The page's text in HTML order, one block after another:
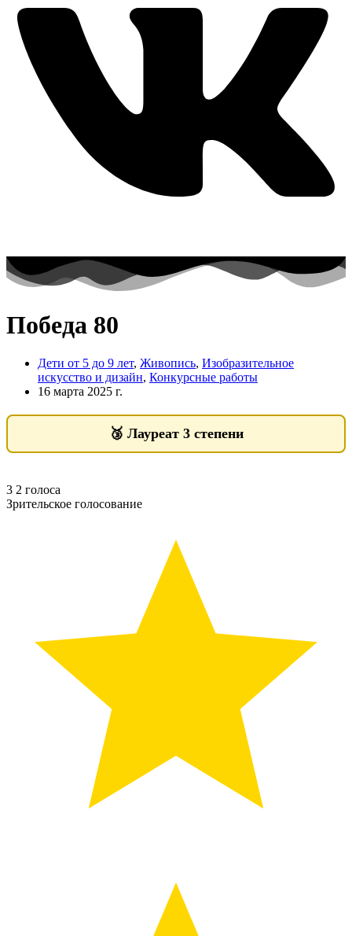
Победа 80
Дети от 5 до 9 лет, Живопись, Изобразительное
искусство и дизайн, Конкурсные работы
16 марта 2025 г.
🥉 Лауреат 3 степени
3 2 голоса
Зрительское голосование